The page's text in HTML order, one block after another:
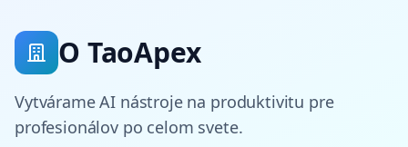
O TaoApex
Vytvárame AI nástroje na produktivitu pre
profesionálov po celom svete.